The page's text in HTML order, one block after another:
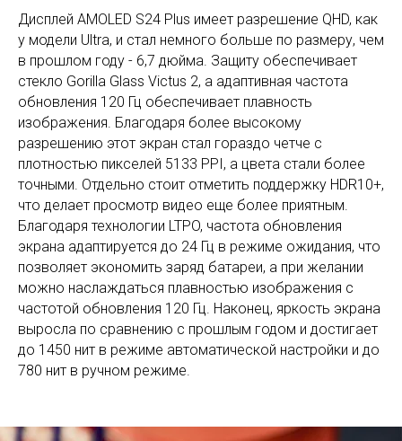
Дисплей AMOLED S24 Plus имеет разрешение QHD, как
у модели Ultra, и стал немного больше по размеру, чем
в прошлом году - 6,7 дюйма. Защиту обеспечивает
стекло Gorilla Glass Victus 2, а адаптивная частота
обновления 120 Гц обеспечивает плавность
изображения. Благодаря более высокому
разрешению этот экран стал гораздо четче с
плотностью пикселей 5133 PPI, а цвета стали более
точными. Отдельно стоит отметить поддержку HDR10+,
что делает просмотр видео еще более приятным.
Благодаря технологии LTPO, частота обновления
экрана адаптируется до 24 Гц в режиме ожидания, что
позволяет экономить заряд батареи, а при желании
можно наслаждаться плавностью изображения с
частотой обновления 120 Гц. Наконец, яркость экрана
выросла по сравнению с прошлым годом и достигает
до 1450 нит в режиме автоматической настройки и до
780 нит в ручном режиме.